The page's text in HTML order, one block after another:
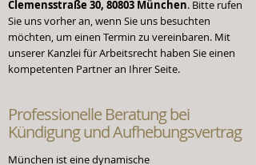
Clemensstraße 30, 80803 München. Bitte rufen
Sie uns vorher an, wenn Sie uns besuchten
möchten, um einen Termin zu vereinbaren. Mit
unserer Kanzlei für Arbeitsrecht haben Sie einen
kompetenten Partner an Ihrer Seite.
Professionelle Beratungbei
Kündigung und Aufhebungsvertrag
München ist eine dynamische